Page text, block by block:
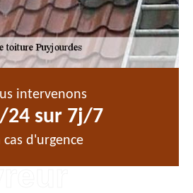
intervenons
24 sur 7j/7
cas d'urgence